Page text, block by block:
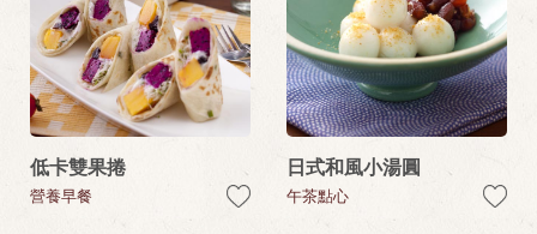
低卡雙果捲
營養早餐
日式和風小湯圓
午茶點心